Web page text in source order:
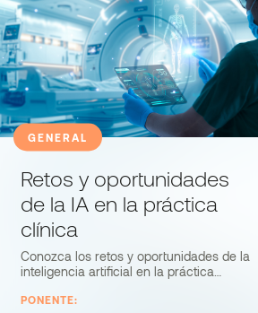
GENERAL
Retos y oportunidades
de la IA en la práctica
clínica
Conozca los retos y oportunidades de la
inteligencia artificial en la práctica
segura, sus alcances y limitaciones, las
PONENTE: